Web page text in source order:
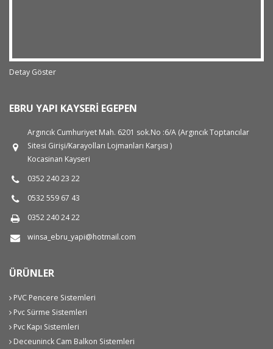
Detay Göster
EBRU YAPI KAYSERI EGEPEN
Argıncık Cumhuriyet Mah. 6201 sok.No :6/A (Argıncık Toptancılar
Sitesi Girişi/Karayolları Lojmanları Karşısı )
Kocasinan Kayseri
0352 240 23 22
0532 559 67 43
0352 240 24 22
winsa_ebru_yapi@hotmail.com
ÜRÜNLER
PVC Pencere Sistemleri
Pvc Sürme Sistemleri
Pvc Kapı Sistemleri
Deceuninck Cam Balkon Sistemleri